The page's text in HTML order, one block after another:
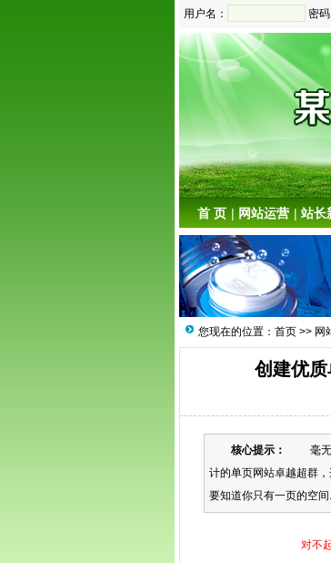
用户名： 密码
首 页 | 网站运营 |站长
您现在的位置： 首页 >> 网
创建优
核心提示：
毫无疑
计的单页网站卓越超群
要知道你只有一页的空间
对不